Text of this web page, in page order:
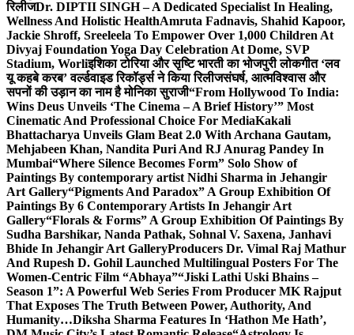
रिलीजDr. DIPTII SINGH – A Dedicated Specialist In Healing,
Wellness And Holistic HealthAmruta Fadnavis, Shahid Kapoor,
Jackie Shroff, Sreeleela To Empower Over 1,000 Children At
Divyaj Foundation Yoga Day Celebration At Dome, SVP
Stadium, Worliइशिका टोरिया और सृष्टि भारती का भोजपुरी लोकगीत ‘लव
यू कहबे करब’ वर्ल्डवाइड रिकॉर्ड्स ने किया रिलीजसंघर्ष, आत्मविश्वास और
सपनों की उड़ान का नाम है मोनिका सुराजी“From Hollywood To India:
Wins Deus Unveils ‘The Cinema – A Brief History’” Most
Cinematic And Professional Choice For MediaKakali
Bhattacharya Unveils Glam Beat 2.0 With Archana Gautam,
Mehjabeen Khan, Nandita Puri And RJ Anurag Pandey In
Mumbai“Where Silence Becomes Form” Solo Show of
Paintings By contemporary artist Nidhi Sharma in Jehangir
Art Gallery“Pigments And Paradox” A Group Exhibition Of
Paintings By 6 Contemporary Artists In Jehangir Art
Gallery“Florals & Forms” A Group Exhibition Of Paintings By
Sudha Barshikar, Nanda Pathak, Sohnal V. Saxena, Janhavi
Bhide In Jehangir Art GalleryProducers Dr. Vimal Raj Mathur
And Rupesh D. Gohil Launched Multilingual Posters For The
Women-Centric Film “Abhaya”“Jiski Lathi Uski Bhains –
Season 1”: A Powerful Web Series From Producer MK Rajput
That Exposes The Truth Between Power, Authority, And
Humanity…Diksha Sharma Features In ‘Hathon Me Hath’,